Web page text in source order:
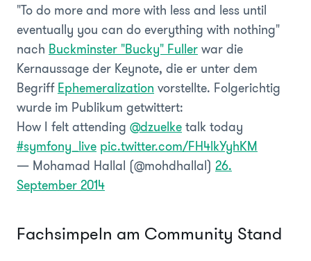
"To do more and more with less and less until
eventually you can do everything with nothing"
nach Buckminster "Bucky" Fullerwar die
Kernaussage der Keynote, die er unter dem
BegriffEphemeralization vorstellte. Folgerichtig
wurde im Publikum getwittert:
How I felt attending @dzuelketalk today
#symfony_live pic.twitter.com/FH4lkYyhKM
— Mohamad Hallal (@mohdhallal) 26.
September 2014
Fachsimpeln am Community Stand